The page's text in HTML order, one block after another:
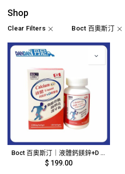
Shop
Clear Filters Boct 百奧斯汀
Boct 百奧斯汀｜液體鈣鎂鋅+D 軟膠囊｜100粒｜4404
$ 199.00